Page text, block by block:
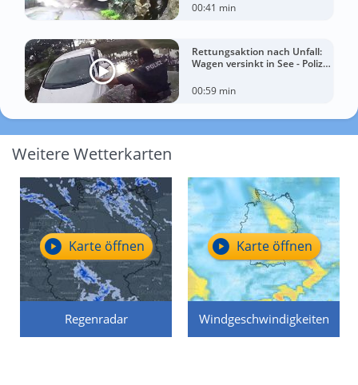
00:41 min
Rettungsaktion nach Unfall:
Wagen versinkt in See - Polizei
00:59 min
Weitere Wetterkarten
Regenradar
Karte öffnen
Windgeschwindigkeiten
Karte öffnen